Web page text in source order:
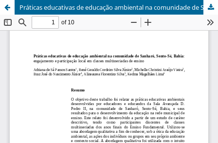
Práticas educativas de educação ambiental na comunidade de Sanharó, Sento-Sé, Bahia